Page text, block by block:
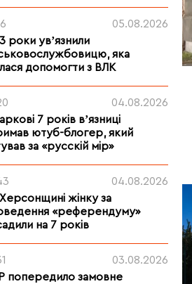
05.08.2026
роки увʼязнили
яка
допомогти з ВЛК
04.08.2026
7 років вʼязниці
ютуб-блогер, який
за «русскій мір»
04.08.2026
жінку за
«референдуму»
на 7 років
03.08.2026
попередило замовне